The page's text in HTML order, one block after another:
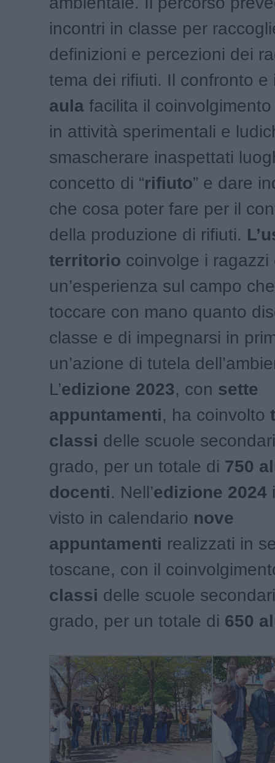
incontri in classe per
definizioni e percezioni dei
tema dei rifiuti. Il confronto
aula facilita il
in attività sperimentali e
smascherare inaspettati
concetto di “rifiuto” e dare
che cosa poter fare per il
della produzione di rifiuti.
territorio coinvolge i ragazzi
un’esperienza sul campo
toccare con mano quanto
classe e di impegnarsi in
un’azione di tutela
L’edizione 2023, con sette
appuntamenti, ha coinvolto
classi delle scuole
grado, per un totale di 750
docenti. Nell’edizione 2024
visto in calendario nove
appuntamenti realizzati in
toscane, con il
classi delle scuole
grado, per un totale di 650